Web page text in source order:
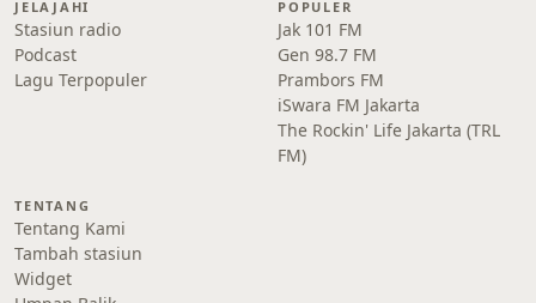
JELAJAHI
Stasiun radio
Podcast
Lagu Terpopuler
POPULER
Jak 101 FM
Gen 98.7 FM
Prambors FM
iSwara FM Jakarta
The Rockin' Life Jakarta (TRL
FM)
TENTANG
Tentang Kami
Tambah stasiun
Widget